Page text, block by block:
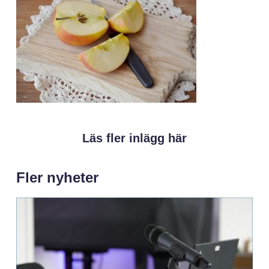
Läs fler inlägg här
Fler nyheter